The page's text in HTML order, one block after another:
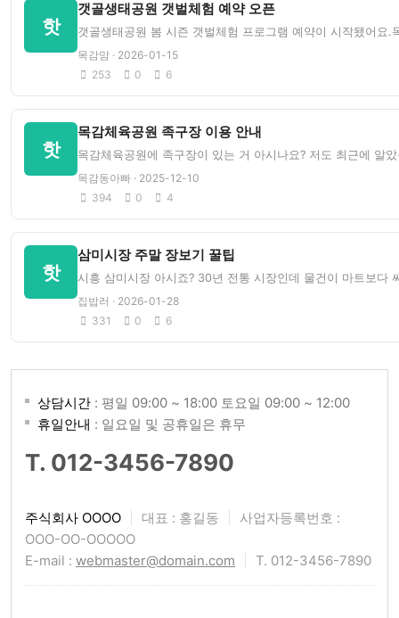
핫
갯골생태공원 갯벌체험 예약 오픈
갯골생태공원 봄 시즌 갯벌체험 프로그램 예약이 시작됐어요
목감맘 · 2026-01-15
253
0 6
핫
목감체육공원 족구장 이용 안내
목감체육공원에 족구장이 있는 거 아시나요? 저도 최근에 알
목감동아빠 · 2025-12-10
394
0 4
핫
삼미시장 주말 장보기 꿀팁
시흥 삼미시장 아시죠? 30년 전통 시장인데 물건이 마트보다
집밥러 · 2026-01-28
331
0 6
상담시간 : 평일 09:00 ~ 18:00 토요일 09:00 ~ 12:00
휴일안내 : 일요일 및 공휴일은 휴무
T. 012-3456-7890
주식회사 OOOO 대표 : 홍길동
사업자등록번호 :
OOO-OO-OOOOO
E-mail : webmaster@domain.com T. 012-3456-7890